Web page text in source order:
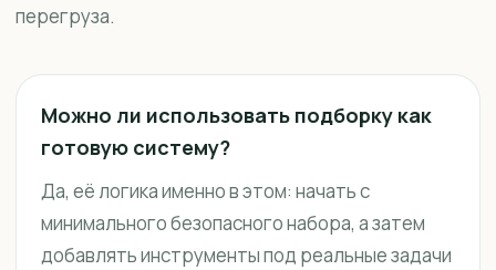
перегруза.
Можно ли использовать подборку как
готовую систему?
Да, её логика именно в этом: начать с
минимального безопасного набора, а затем
добавлять инструменты под реальные задачи